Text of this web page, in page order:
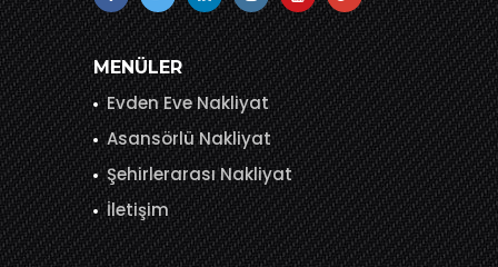
MENÜLER
Evden Eve Nakliyat
Asansörlü Nakliyat
Şehirlerarası Nakliyat
İletişim